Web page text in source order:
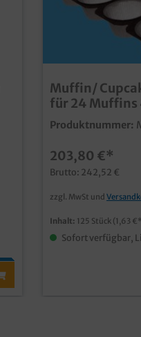
Muffin/
für 24 Muffins
Produktnummer:
203,80 €*
Brutto: 242,52 €
zzgl. MwSt und
Inhalt: 125 Stück (1,63
Sofort verfügbar,